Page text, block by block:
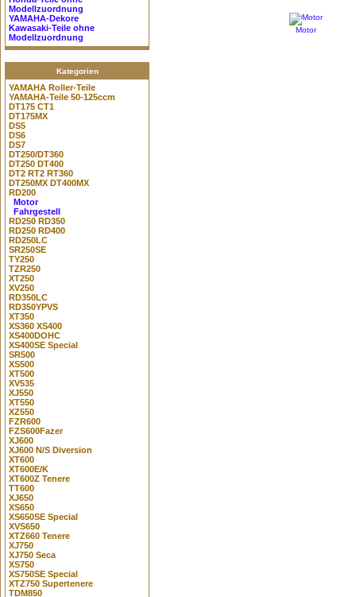
Modellzuordnung
YAMAHA-Dekore
Kawasaki-Teile ohne
Modellzuordnung
Kategorien
YAMAHA Roller-Teile
YAMAHA-Teile 50-125ccm
DT175 CT1
DT175MX
DS5
DS6
DS7
DT250/DT360
DT250 DT400
DT2 RT2 RT360
DT250MX DT400MX
RD200
Motor
Fahrgestell
RD250 RD350
RD250 RD400
RD250LC
SR250SE
TY250
TZR250
XT250
XV250
RD350LC
RD350YPVS
XT350
XS360 XS400
XS400DOHC
XS400SE Special
SR500
XS500
XT500
XV535
XJ550
XT550
XZ550
FZR600
FZS600Fazer
XJ600
XJ600 N/S Diversion
XT600
XT600E/K
XT600Z Tenere
TT600
XJ650
XS650
XS650SE Special
XVS650
XTZ660 Tenere
XJ750
XJ750 Seca
XS750
XS750SE Special
XTZ750 Supertenere
TDM850
Motor